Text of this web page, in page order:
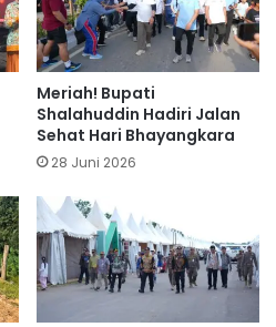
Meriah! Bupati
Shalahuddin Hadiri Jalan
Sehat Hari Bhayangkara
28 Juni 2026